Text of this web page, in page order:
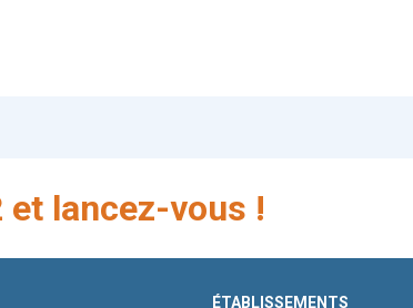
et lancez-vous !
ÉTABLISSEMENTS